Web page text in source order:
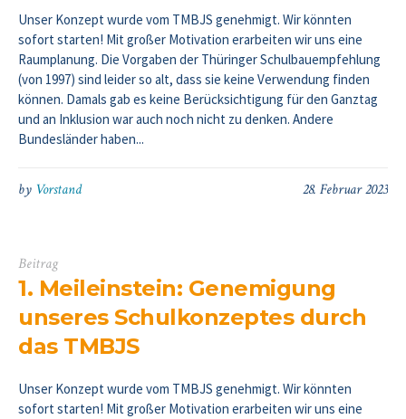
Unser Konzept wurde vom TMBJS genehmigt. Wir könnten
sofort starten! Mit großer Motivation erarbeiten wir uns eine
Raumplanung. Die Vorgaben der Thüringer Schulbauempfehlung
(von 1997) sind leider so alt, dass sie keine Verwendung finden
können. Damals gab es keine Berücksichtigung für den Ganztag
und an Inklusion war auch noch nicht zu denken. Andere
Bundesländer haben...
28. Februar 2023
by Vorstand
Beitrag
1. Meileinstein: Genemigung
unseres Schulkonzeptes durch
das TMBJS
Unser Konzept wurde vom TMBJS genehmigt. Wir könnten
sofort starten! Mit großer Motivation erarbeiten wir uns eine